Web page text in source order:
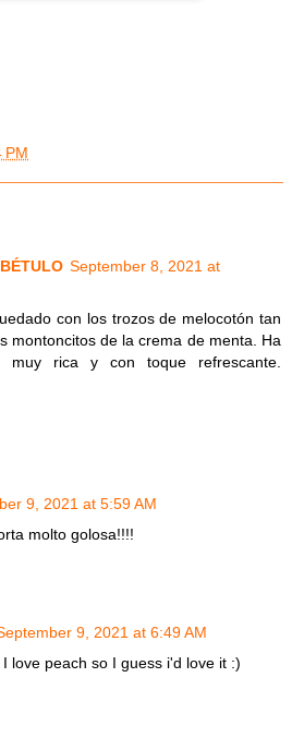
PM
September 8, 2021 at
con los trozos de melocotón tan
montoncitos de la crema de menta. Ha
rica y con toque refrescante.
9, 2021 at 5:59 AM
molto golosa!!!!
9, 2021 at 6:49 AM
love peach so I guess i'd love it :)